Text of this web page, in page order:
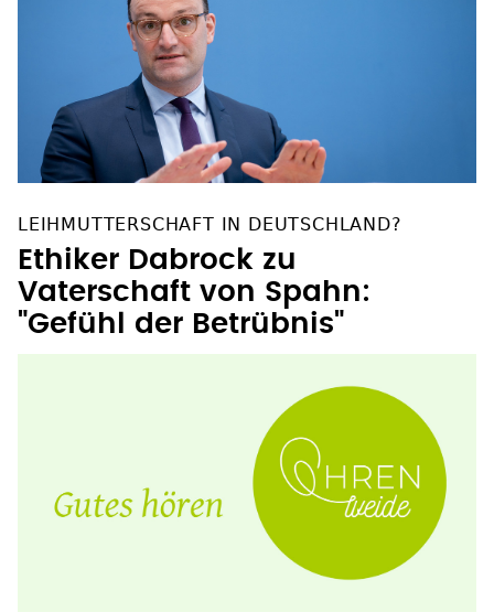
LEIHMUTTERSCHAFT IN DEUTSCHLAND?
Ethiker Dabrock zu
Vaterschaft von Spahn:
"Gefühl der Betrübnis"